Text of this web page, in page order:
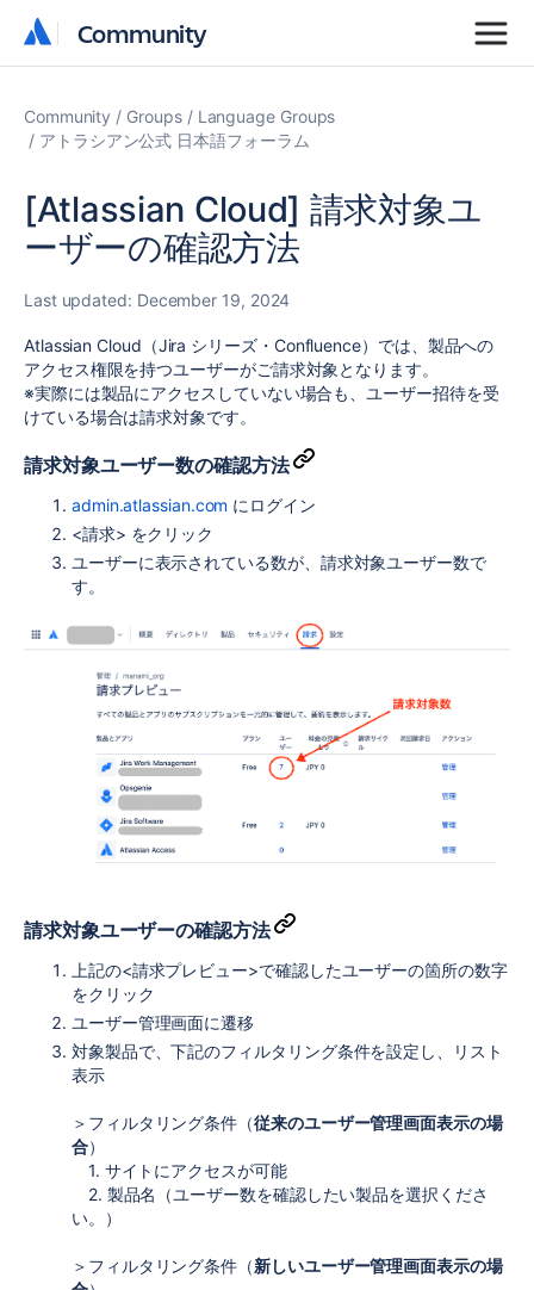
Community
Community
Community Groups
Language Groups
アトラシアン公式 日本語フォーラム
[Atlassian Cloud] 請求対象ユ
ーザーの確認方法
Last updated: December 19, 2024
Atlassian Cloud（Jira シリーズ・Confluence）では、製品への
アクセス権限を持つユーザーがご請求対象となります。
※実際には製品にアクセスしていない場合も、ユーザー招待を受
けている場合は請求対象です。
請求対象ユーザー数の確認方法
admin.atlassian.com にログイン
<請求> をクリック
ユーザーに表示されている数が、請求対象ユーザー数で
す。
請求対象ユーザーの確認方法
上記の<請求プレビュー>で確認したユーザーの箇所の数字
をクリック
ユーザー管理画面に遷移
対象製品で、下記のフィルタリング条件を設定し、リスト
表示
＞フィルタリング条件（従来のユーザー管理画面表示の場
合）
1. サイトにアクセスが可能
2. 製品名（ユーザー数を確認したい製品を選択くださ
い。）
＞フィルタリング条件（新しいユーザー管理画面表示の場